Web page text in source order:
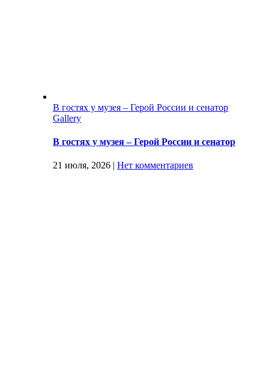
В гостях у музея – Герой России и сенатор
Gallery
В гостях у музея – Герой России и сенатор
21 июля, 2026 | Нет комментариев